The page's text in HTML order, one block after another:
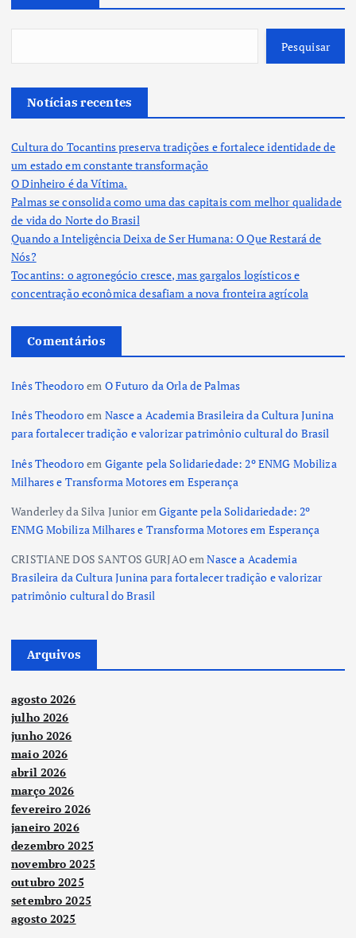
Pesquisar
Notícias recentes
Cultura do Tocantins preserva tradições e fortalece identidade de
um estado em constante transformação
O Dinheiro é da Vítima.
Palmas se consolida como uma das capitais com melhor qualidade
de vida do Norte do Brasil
Quando a Inteligência Deixa de Ser Humana: O Que Restará de
Nós?
Tocantins: o agronegócio cresce, mas gargalos logísticos e
concentração econômica desafiam a nova fronteira agrícola
Comentários
Inês Theodoroem O Futuro da Orla de Palmas
Inês Theodoroem Nasce a Academia Brasileira da Cultura Junina
para fortalecer tradição e valorizar patrimônio cultural do Brasil
Inês Theodoroem Gigante pela Solidariedade: 2º ENMG Mobiliza
Milhares e Transforma Motores em Esperança
Wanderley da Silva JunioremGigante pela Solidariedade: 2º
ENMG Mobiliza Milhares e Transforma Motores em Esperança
CRISTIANE DOS SANTOS GURJAOemNasce a Academia
Brasileira da Cultura Junina para fortalecer tradição e valorizar
patrimônio cultural do Brasil
Arquivos
agosto 2026
julho 2026
junho 2026
maio 2026
abril 2026
março 2026
fevereiro 2026
janeiro 2026
dezembro 2025
novembro 2025
outubro 2025
setembro 2025
agosto 2025